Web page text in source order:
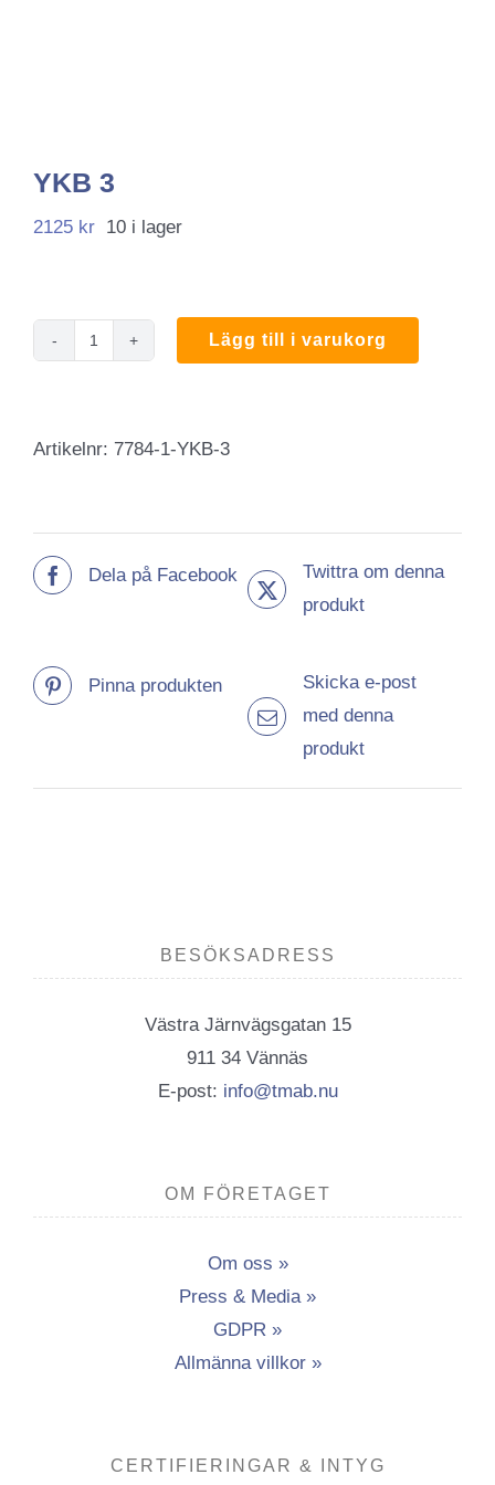
YKB 3
2125 kr 10 i lager
Lägg till i varukorg
Artikelnr: 7784-1-YKB-3
Dela på Facebook
Twittra om denna
produkt
Pinna produkten
Skicka e-post
med denna
produkt
BESÖKSADRESS
Västra Järnvägsgatan 15
911 34 Vännäs
E-post: info@tmab.nu
OM FÖRETAGET
Om oss »
Press & Media »
GDPR »
Allmänna villkor »
CERTIFIERINGAR & INTYG